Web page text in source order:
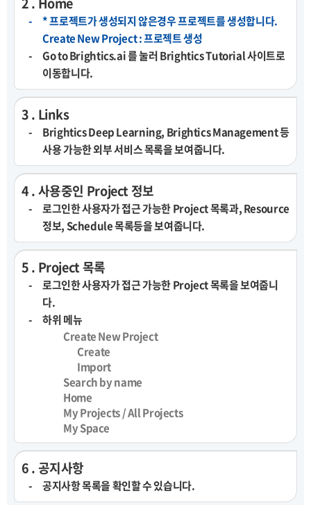
* 프로젝트가 생성되지 않은경우 프로젝트를 생성합니다.
Create New Project : 프로젝트 생성
Go to Brightics.ai 를 눌러 Brightics Tutorial 사이트로
이동합니다.
3 . Links
Brightics Deep Learning, Brightics Management 등
사용 가능한 외부 서비스 목록을 보여줍니다.
4 . 사용중인 Project 정보
로그인한 사용자가 접근 가능한 Project 목록과, Resource
정보, Schedule 목록등을 보여줍니다.
5 . Project 목록
로그인한 사용자가 접근 가능한 Project 목록을 보여줍니
다.
하위 메뉴
Create New Project
Create
Import
Search by name
Home
My Projects / All Projects
My Space
6 . 공지사항
공지사항 목록을 확인할 수 있습니다.